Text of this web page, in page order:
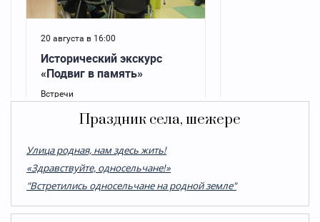
Праздник села, шежере
Улица родная, нам здесь жить!
«Здравствуйте, односельчане!»
"Встретились односельчане на родной земле"